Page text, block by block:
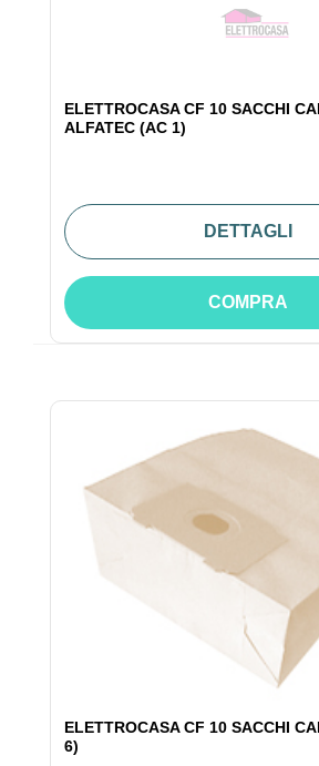
ELETTROCASA CF 10 SACCHI
ALFATEC (AC 1)
DETTAGLI
COMPRA
ELETTROCASA CF 10 SACCHI
6)